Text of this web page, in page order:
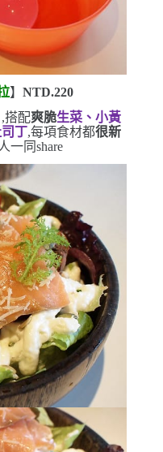
】NTD.220
,搭配爽脆生菜、小黃
丁,每項食材都很新
一同share